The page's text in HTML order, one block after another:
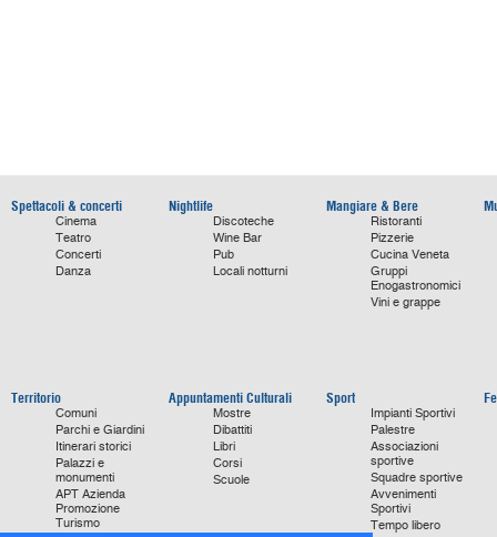
Spettacoli & concerti
Cinema
Teatro
Concerti
Danza
Nightlife
Discoteche
Wine Bar
Pub
Locali notturni
Mangiare & Bere
Ristoranti
Pizzerie
Cucina Veneta
Gruppi
Enogastronomici
Vini e grappe
Territorio
Comuni
Parchi e Giardini
Itinerari storici
Palazzi e
monumenti
APT Azienda
Promozione
Turismo
Appuntamenti Culturali
Mostre
Dibattiti
Libri
Corsi
Scuole
Sport
Impianti Sportivi
Palestre
Associazioni
sportive
Squadre sportive
Avvenimenti
Sportivi
Tempo libero